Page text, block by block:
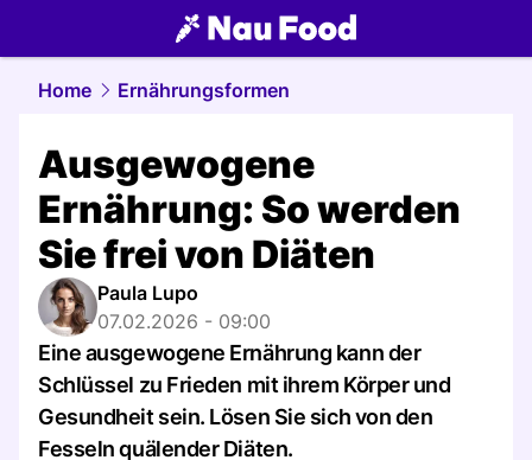
food.NAU.ch
Home Ernährungsformen
Ausgewogene
Ernährung: So werden
Sie frei von Diäten
Paula Lupo
07.02.2026 - 09:00
Eine ausgewogene Ernährung kann der
Schlüssel zu Frieden mit ihrem Körper und
Gesundheit sein. Lösen Sie sich von den
Fesseln quälender Diäten.